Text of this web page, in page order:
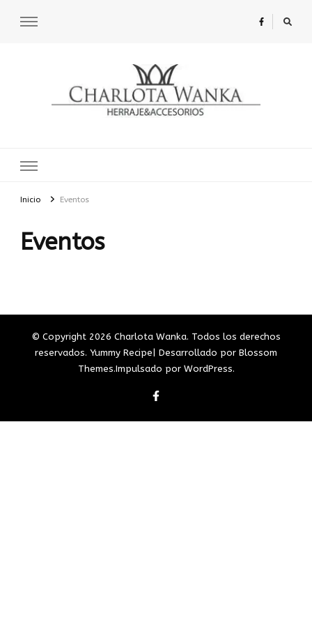
Inicio Eventos
Eventos
© Copyright 2026 Charlota Wanka. Todos los derechos
reservados. Yummy Recipe| Desarrollado por Blossom
Themes.Impulsado por WordPress.